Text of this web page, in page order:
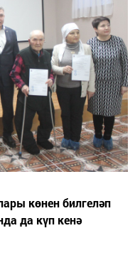
көнен билгеләп
да күп кенә